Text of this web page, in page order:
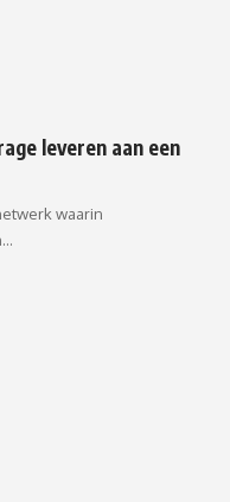
leveren aan een
waarin